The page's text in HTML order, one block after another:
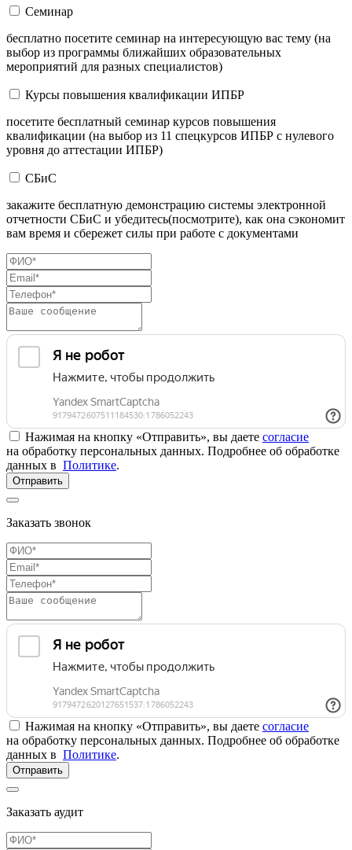
Семинар
бесплатно посетите семинар на интересующую вас тему (на
выбор из программы ближайших образовательных
мероприятий для разных специалистов)
Курсы повышения квалификации ИПБР
посетите бесплатный семинар курсов повышения
квалификации (на выбор из 11 спецкурсов ИПБР с нулевого
уровня до аттестации ИПБР)
СБиС
закажите бесплатную демонстрацию системы электронной
отчетности СБиС и убедитесь(посмотрите), как она сэкономит
вам время и сбережет силы при работе с документами
Нажимая на кнопку «Отправить», вы даете согласие
на обработку персональных данных. Подробнее об обработке
данных в Политике.
Отправить
Заказать звонок
Нажимая на кнопку «Отправить», вы даете согласие
на обработку персональных данных. Подробнее об обработке
данных в Политике.
Отправить
Заказать аудит